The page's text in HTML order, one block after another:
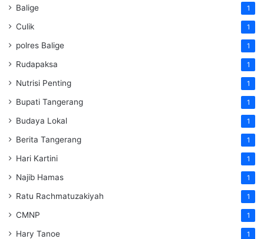
Balige 1
Culik 1
polres Balige 1
Rudapaksa 1
Nutrisi Penting 1
Bupati Tangerang 1
Budaya Lokal 1
Berita Tangerang 1
Hari Kartini 1
Najib Hamas 1
Ratu Rachmatuzakiyah 1
CMNP 1
Hary Tanoe 1